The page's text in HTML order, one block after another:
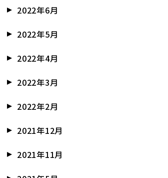
2022年6月
2022年5月
2022年4月
2022年3月
2022年2月
2021年12月
2021年11月